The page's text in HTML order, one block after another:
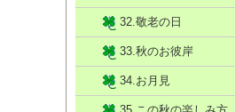
32.敬老の日
33.秋のお彼岸
34.お月見
35.この秋の楽しみ方